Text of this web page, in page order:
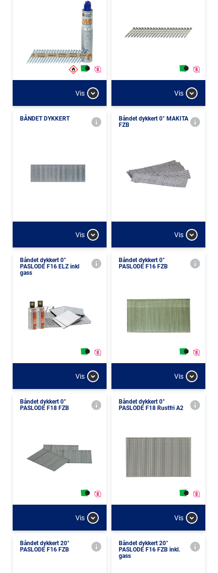
Vis Vis
BÅNDET DYKKERT
Vis
Båndet dykkert 0° MAKITA
FZB
Vis
Båndet dykkert 0°
PASLODE F16 ELZ inkl
gass
Vis
Båndet dykkert 0°
PASLODE F16 FZB
Vis
Båndet dykkert 0°
PASLODE F18 FZB
Vis
Båndet dykkert 0°
PASLODE F18 Rustfri A2
Vis
Båndet dykkert 20°
PASLODE F16 FZB
Båndet dykkert 20°
PASLODE F16 FZB inkl.
gass